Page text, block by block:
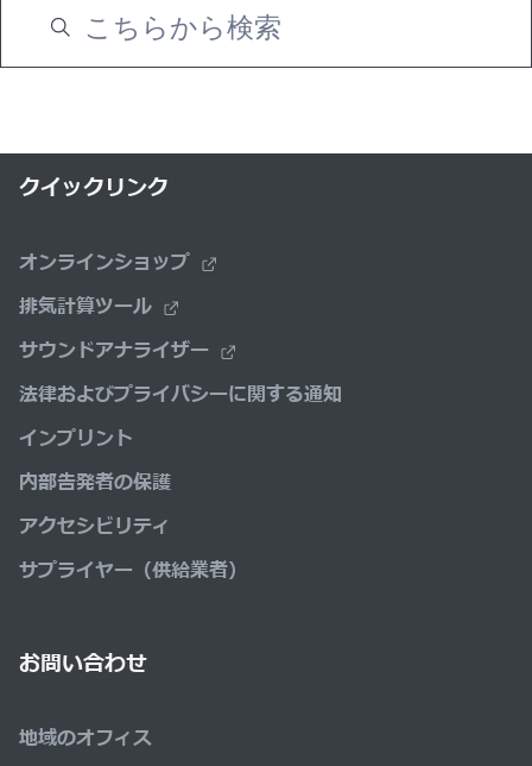
クイックリンク
オンラインショップ
排気計算ツール
サウンドアナライザー
法律およびプライバシーに関する通知
インプリント
内部告発者の保護
アクセシビリティ
サプライヤー（供給業者）
お問い合わせ
地域のオフィス